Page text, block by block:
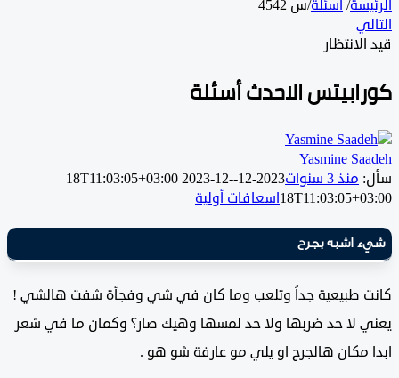
/ أسئلة/س 4542
الاحدث أسئلة
Yasmine
منذ 3 سنوات 2023-12-18T11:03:05+03:00
2023-12-
اسعافات أولية
اشبه بجرح
طبيعية جداً وتلعب وما كان في شي وفجأة شفت هالشي !
لا حد ضربها ولا حد لمسها وهيك صار؟ وكمان ما في شعر
مكان هالجرح او يلي مو عارفة شو هو .